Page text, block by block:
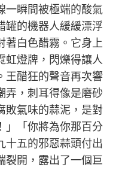
一瞬間被極端的酸氣
罐的機器人緩緩漂浮
著白色醋霧。它身上
虹燈牌，閃爍得讓人
王醋狂的聲音再次響
弄，刺耳得像是磨砂
敗氣味的蒜泥，是對
」「你將為你那百分
十五的邪惡蒜頭付出
裂開，露出了一個巨